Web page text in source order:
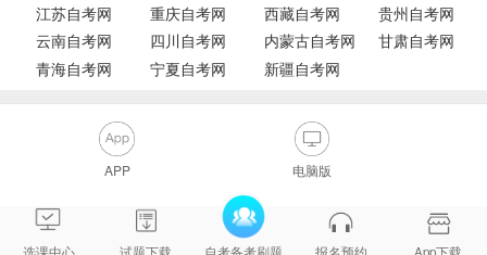
江苏自考网
重庆自考网 西藏自考网
贵州自考网
云南自考网
四川自考网 内蒙古自考网
甘肃自考网
青海自考网
宁夏自考网 新疆自考网
APP 电脑版